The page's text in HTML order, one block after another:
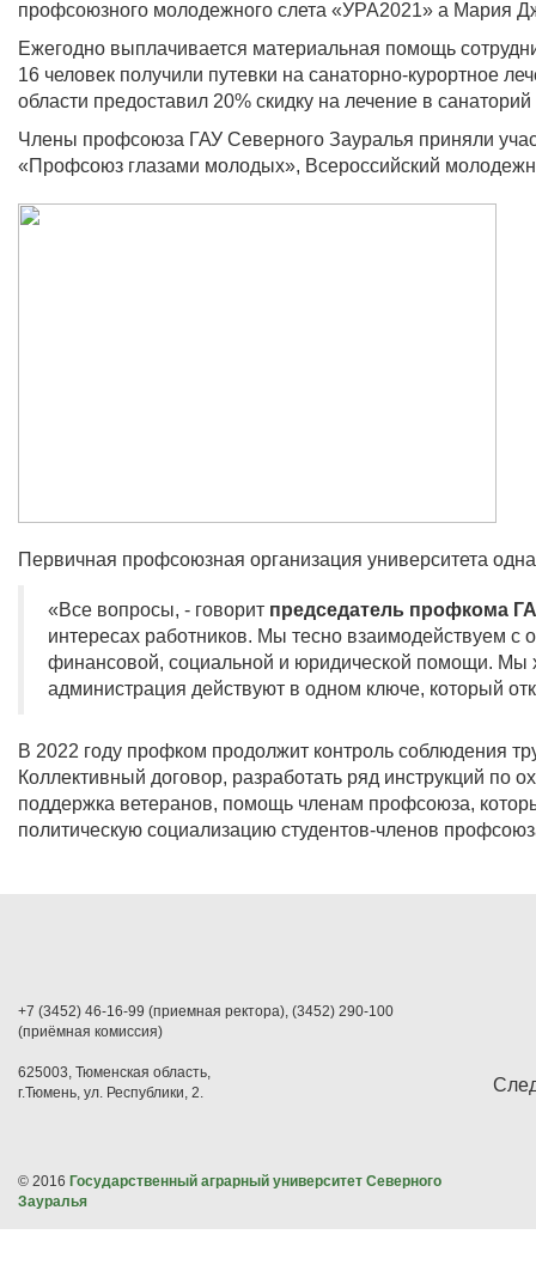
профсоюзного молодежного слета «УРА2021» а Мария
Ежегодно выплачивается материальная помощь
16 человек получили путевки на санаторно-курортное
области предоставил 20% скидку на лечение в
Члены профсоюза ГАУ Северного Зауралья приняли
«Профсоюз глазами молодых», Всероссийский
Первичная профсоюзная организация университета
«Все вопросы, - говорит председатель профкома
интересах работников. Мы тесно взаимодействуем
финансовой, социальной и юридической помощи. Мы
администрация действуют в одном ключе, который
В 2022 году профком продолжит контроль соблюдения
Коллективный договор, разработать ряд инструкций по
поддержка ветеранов, помощь членам профсоюза,
политическую социализацию студентов-членов
+7 (3452) 46-16-99 (приемная ректора), (3452) 290-100
(приёмная комиссия)
625003, Тюменская область,
г.Тюмень, ул. Республики, 2.
© 2016 Государственный аграрный университет Северного
Зауралья